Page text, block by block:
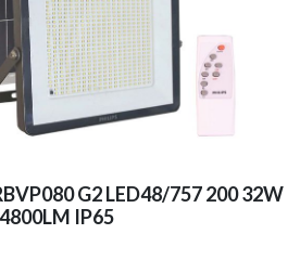
G2 LED48/757 200 32W
4800LM IP65